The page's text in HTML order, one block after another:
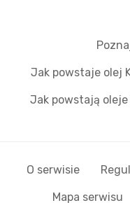
Jak powstaje olej
Jak powstają oleje
O serwisie
Mapa serwisu